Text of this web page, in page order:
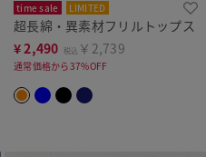
time sale LIMITED
超長綿・異素材フリルトップス
¥2,490 税込 ￥2,739
通常価格から37%OFF